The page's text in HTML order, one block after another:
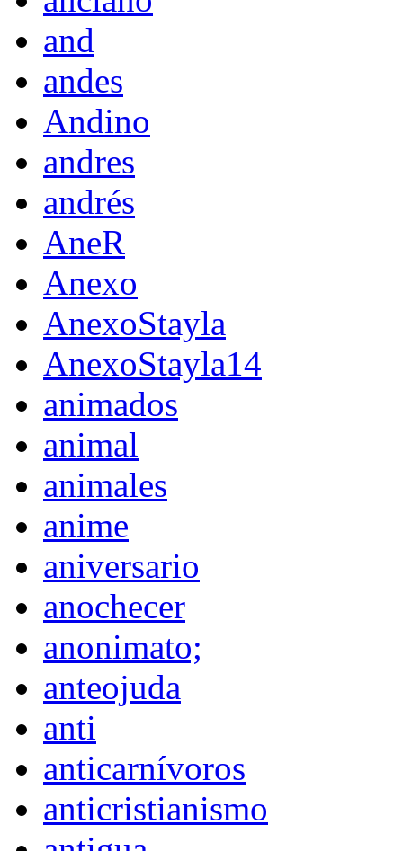
and
andes
Andino
andres
andrés
AneR
Anexo
AnexoStayla
AnexoStayla14
animados
animal
animales
anime
aniversario
anochecer
anonimato;
anteojuda
anti
anticarnívoros
anticristianismo